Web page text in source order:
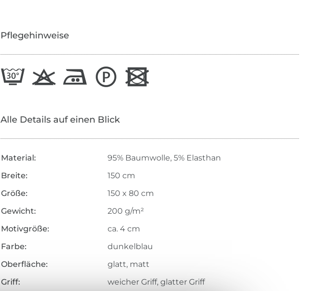
Pflegehinweise
Alle Details auf einen Blick
Material:
95% Baumwolle, 5% Elasthan
Breite:
150 cm
Größe:
150 x 80 cm
Gewicht:
200 g/m²
Motivgröße:
ca. 4 cm
Farbe:
dunkelblau
Oberfläche:
glatt, matt
Griff:
weicher Griff, glatter Griff